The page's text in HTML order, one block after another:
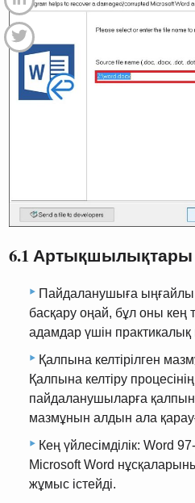
6.1 Артықшылықтары
Пайдаланушыға
басқару оңай, бұл оны кең
адамдар үшін практикалық
Қалпына келтірілген
Қалпына келтіру
пайдаланушыларға қалпына
мазмұнын алдын ала
Кең үйлесімділік: Word
Microsoft Word
жұмыс істейді.